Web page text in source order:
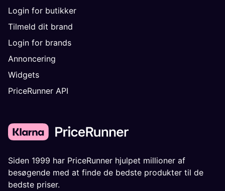
Login for butikker
Tilmeld dit brand
Login for brands
Annoncering
Widgets
PriceRunner API
Siden 1999 har PriceRunner hjulpet millioner af
besøgende med at finde de bedste produkter til de
bedste priser.